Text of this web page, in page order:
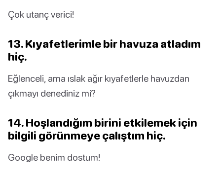
Çok utanç verici!
13. Kıyafetlerimle bir havuza atladım
hiç.
Eğlenceli, ama ıslak ağır kıyafetlerle havuzdan
çıkmayı denediniz mi?
14. Hoşlandığım birini etkilemek için
bilgili görünmeye çalıştım hiç.
Google benim dostum!